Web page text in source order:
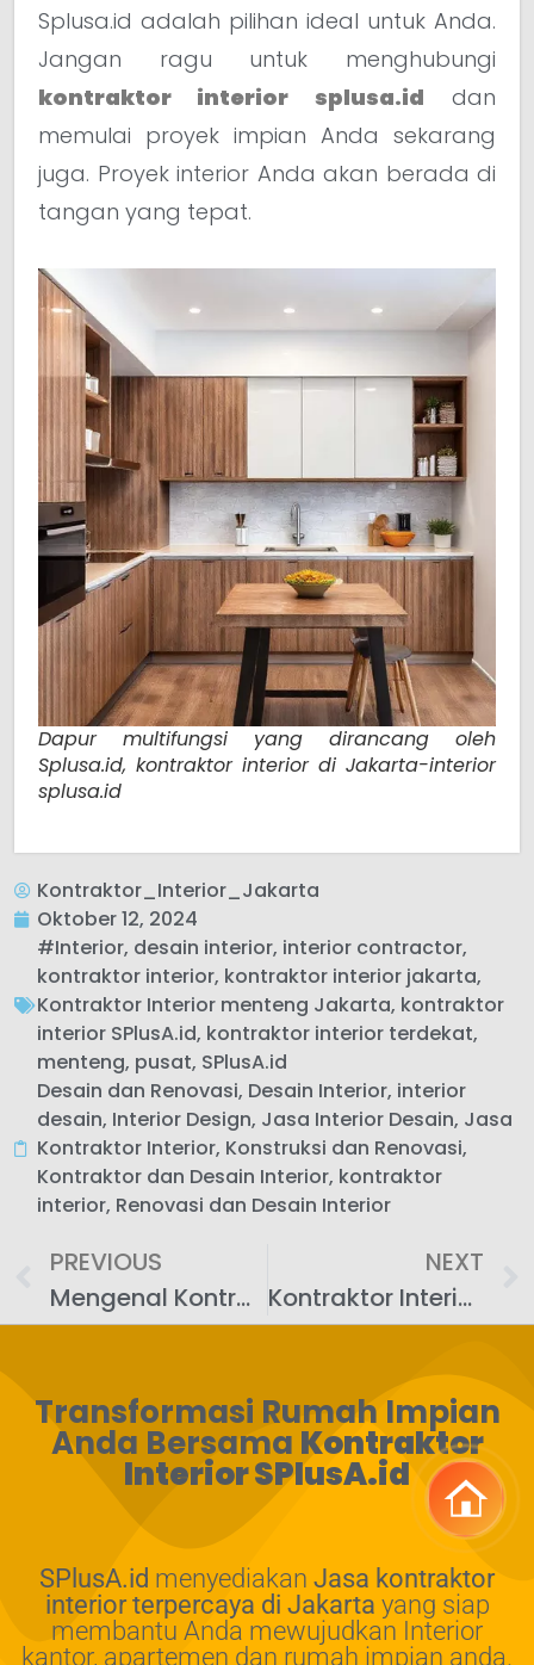
Splusa.id adalah pilihan ideal untuk Anda.
Jangan ragu untuk menghubungi
kontraktor interior splusa.id dan
memulai proyek impian Anda sekarang
juga. Proyek interior Anda akan berada di
tangan yang tepat.
Dapur multifungsi yang dirancang oleh
Splusa.id, kontraktor interior di Jakarta-interior
splusa.id
Kontraktor_Interior_Jakarta
Oktober 12, 2024
#Interior, desain interior, interior contractor,
kontraktor interior, kontraktor interior jakarta,
Kontraktor Interior menteng Jakarta, kontraktor
interior SPlusA.id, kontraktor interior terdekat,
menteng, pusat, SPlusA.id
Desain dan Renovasi, Desain Interior, interior
desain, Interior Design, Jasa Interior Desain, Jasa
Kontraktor Interior, Konstruksi dan Renovasi,
Kontraktor dan Desain Interior, kontraktor
interior, Renovasi dan Desain Interior
PREVIOUS
Mengenal Kontraktor Interior Terbaik di Slipi, Jakarta Barat, SPlusA.id
NEXT
Kontraktor Interior Terbaik di Jagakarsa, Jakarta Selatan: Mewujudkan Lingkungan Kerja yang Produktif
Transformasi Rumah Impian
Anda Bersama Kontraktor
Interior SPlusA.id
SPlusA.id menyediakan Jasa kontraktor
interior terpercaya di Jakarta yang siap
membantu Anda mewujudkan Interior
kantor, apartemen dan rumah impian anda.